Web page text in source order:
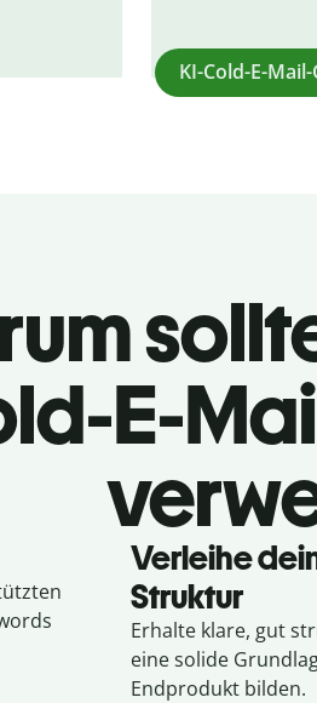
KI-Cold-E-
E-
Verleihe
Struktur
Erhalte klare, gut
eine solide
Endprodukt bilden.